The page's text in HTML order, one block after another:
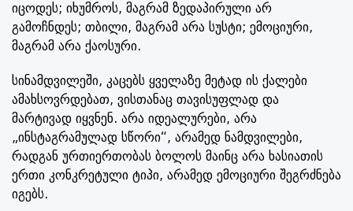
იცოდეს; იხუმროს, მაგრამ ზედაპირული არ
გამოჩნდეს; თბილი, მაგრამ არა სუსტი; ემოციური,
მაგრამ არა ქაოსური.
სინამდვილეში, კაცებს ყველაზე მეტად ის ქალები
ამახსოვრდებათ, ვისთანაც თავისუფლად და
მარტივად იყვნენ. არა იდეალურები, არა
„ინსტაგრამულად სწორი“, არამედ ნამდვილები,
რადგან ურთიერთობას ბოლოს მაინც არა ხასიათის
ერთი კონკრეტული ტიპი, არამედ ემოციური შეგრძნება
იგებს.